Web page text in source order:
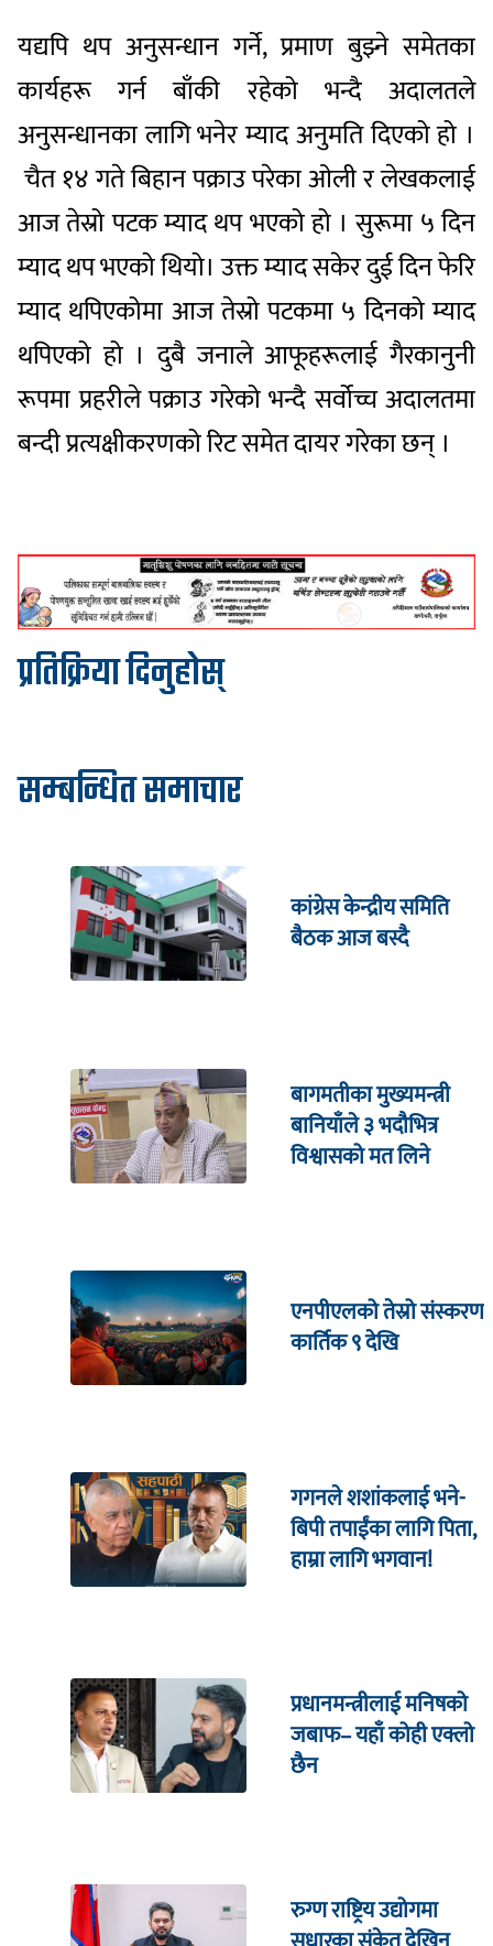
यद्यपि थप अनुसन्धान गर्ने, प्रमाण बुझ्ने समेतका
कार्यहरू गर्न बाँकी रहेको भन्दै अदालतले
अनुसन्धानका लागि भनेर म्याद अनुमति दिएको हो ।
चैत १४ गते बिहान पक्राउ परेका ओली र लेखकलाई
आज तेस्रो पटक म्याद थप भएको हो । सुरूमा ५ दिन
म्याद थप भएको थियो। उक्त म्याद सकेर दुई दिन फेरि
म्याद थपिएकोमा आज तेस्रो पटकमा ५ दिनको म्याद
थपिएको हो । दुबै जनाले आफूहरूलाई गैरकानुनी
रूपमा प्रहरीले पक्राउ गरेको भन्दै सर्वोच्च अदालतमा
बन्दी प्रत्यक्षीकरणको रिट समेत दायर गरेका छन् ।
प्रतिक्रिया दिनुहोस्
सम्बन्धित समाचार
कांग्रेस केन्द्रीय समिति
बैठक आज बस्दै
बागमतीका मुख्यमन्त्री
बानियाँले ३ भदौभित्र
विश्वासको मत लिने
एनपीएलको तेस्रो संस्करण
कार्तिक ९ देखि
गगनले शशांकलाई भने-
बिपी तपाईंका लागि पिता,
हाम्रा लागि भगवान!
प्रधानमन्त्रीलाई मनिषको
जबाफ– यहाँ कोही एक्लो
छैन
रुग्ण राष्ट्रिय उद्योगमा